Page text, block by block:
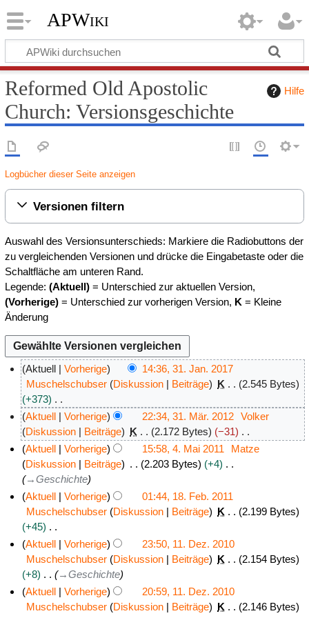
APWiki
Hilfe
Reformed Old Apostolic
Church: Versionsgeschichte
Logbücher dieser Seite anzeigen
Versionen filtern
Auswahl des Versionsunterschieds: Markiere die Radiobuttons der
zu vergleichenden Versionen und drücke die Eingabetaste oder die
Schaltfläche am unteren Rand.
Legende: (Aktuell)= Unterschied zur aktuellen Version,
(Vorherige)= Unterschied zur vorherigen Version, K = Kleine
Änderung
a
a
0
Aktuell Vorherige
14:36, 31. Jan. 2017
Muschelschubser Diskussion Beiträge K
2.545 Bytes
+373
K
e
i
n
e
B
e
a
r
b
e
i
t
u
1
ä
2
2
Aktuell Vorherige 22:34, 31. Mär. 2012
Volker
Diskussion
Beiträge K 2.172 Bytes
−31
K
e
i
n
e
B
e
a
r
b
e
M
2
1
Aktuell Vorherige 15:58, 4. Mai 2011
Matze
Diskussion
Beiträge 2.203 Bytes
+4
→Geschichte
b
Aktuell Vorherige
01:44, 18. Feb. 2011
Muschelschubser Diskussion Beiträge K
2.199 Bytes
+45
K
e
i
n
e
Aktuell Vorherige
23:50, 11. Dez. 2010
Muschelschubser Diskussion Beiträge K
2.154 Bytes
+8
→Geschichte
Aktuell
Vorherige
20:59, 11. Dez. 2010
Muschelschubser Diskussion Beiträge K
2.146 Bytes